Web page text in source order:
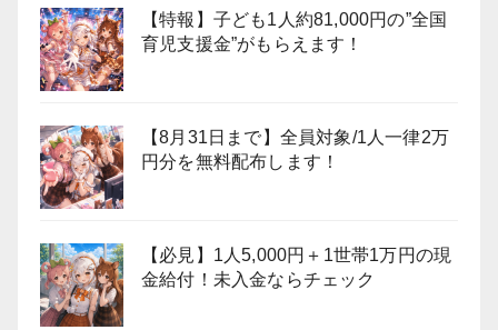
【特報】子ども1人約81,000円の”全国
育児支援金”がもらえます！
【8月31日まで】全員対象/1人一律2万
円分を無料配布します！
【必見】1人5,000円＋1世帯1万円の現
金給付！未入金ならチェック